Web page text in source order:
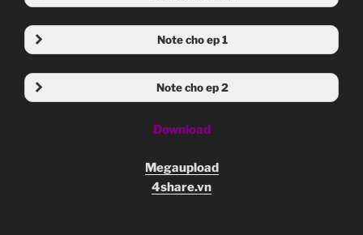
Note cho ep 1
Note cho ep 2
Download
Megaupload
4share.vn